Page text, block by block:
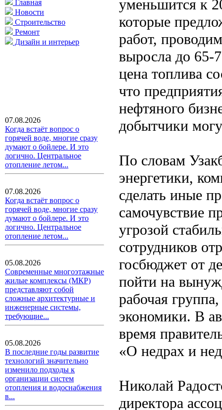
Главная
Новости
Строительство
Ремонт
Дизайн и интерьер
07.08.2026
Когда встаёт вопрос о
горячей воде, многие сразу
думают о бойлере. И это
логично. Центральное
отопление летом...
07.08.2026
Когда встаёт вопрос о
горячей воде, многие сразу
думают о бойлере. И это
логично. Центральное
отопление летом...
05.08.2026
Современные многоэтажные
жилые комплексы (МКР)
представляют собой
сложные архитектурные и
инженерные системы,
требующие...
05.08.2026
В последние годы развитие
технологий значительно
изменило подходы к
организации систем
отопления и водоснабжения
в...
уменьшится к
которые
работ,
выросла до 65-
цена топлива
что
нефтяного
добытчики
По словам
энергетики,
сделать иные
самочувствие
угрозой
сотрудников
госбюджет от
пойти на
рабочая
экономики. В
время
«О недрах и
Николай
директора